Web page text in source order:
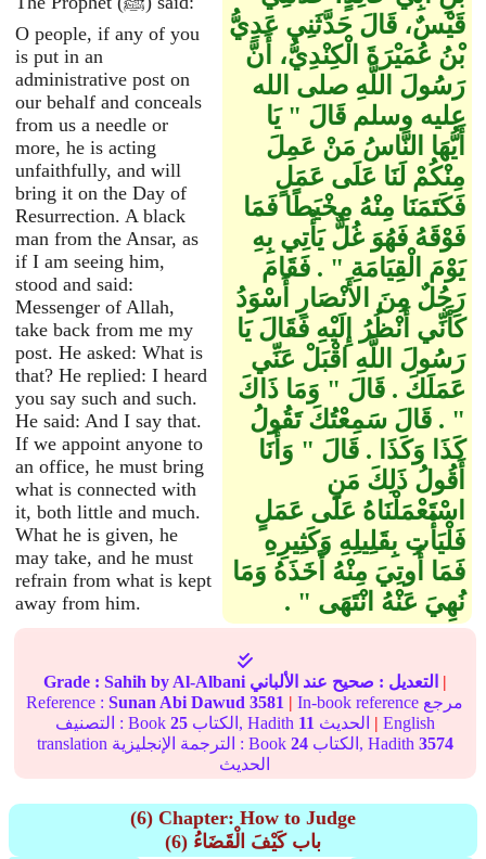
O people, if any of you
is put in an
administrative post on
our behalf and conceals
from us a needle or
more, he is acting
unfaithfully, and will
bring it on the Day of
Resurrection. A black
man from the Ansar, as
if I am seeing him,
stood and said:
Messenger of Allah,
take back from me my
post. He asked: What is
that? He replied: I heard
you say such and such.
He said: And I say that.
If we appoint anyone to
an office, he must bring
what is connected with
it, both little and much.
What he is given, he
may take, and he must
refrain from what is kept
away from him.
قَيْسٌ، قَالَ حَدَّثَنِي عَدِيُّ
بْنُ عُمَيْرَةَ الْكِنْدِيُّ، أَنَّ
رَسُولَ اللَّهِ صلى الله
عليه وسلم قَالَ ‏"‏ يَا
أَيُّهَا النَّاسُ مَنْ عَمِلَ
مِنْكُمْ لَنَا عَلَى عَمَلٍ
فَكَتَمَنَا مِنْهُ مِخْيَطًا فَمَا
فَوْقَهُ فَهُوَ غُلٌّ يَأْتِي بِهِ
يَوْمَ الْقِيَامَةِ ‏"‏ ‏.‏ فَقَامَ
رَجُلٌ مِنَ الأَنْصَارِ أَسْوَدُ
كَأَنِّي أَنْظُرُ إِلَيْهِ فَقَالَ يَا
رَسُولَ اللَّهِ اقْبَلْ عَنِّي
عَمَلَكَ ‏.‏ قَالَ ‏"‏ وَمَا ذَاكَ
‏"‏ ‏.‏ قَالَ سَمِعْتُكَ تَقُولُ
كَذَا وَكَذَا ‏.‏ قَالَ ‏"‏ وَأَنَا
أَقُولُ ذَلِكَ مَنِ
اسْتَعْمَلْنَاهُ عَلَى عَمَلٍ
فَلْيَأْتِ بِقَلِيلِهِ وَكَثِيرِهِ
فَمَا أُوتِيَ مِنْهُ أَخَذَهُ وَمَا
نُهِيَ عَنْهُ انْتَهَى ‏"‏ ‏.‏
Grade : Sahih by Al-Albani التعديل : صحيح عند الألباني
|
Reference :Sunan Abi Dawud 3581 | In-book reference مرجع
التصنيف : Book 25 الكتاب, Hadith 11 | English
translation الترجمة الإنجليزية : Book 24 الكتاب, Hadith 3574
الحديث
(6) Chapter: How to Judge
(6) باب كَيْفَ الْقَضَاءُ